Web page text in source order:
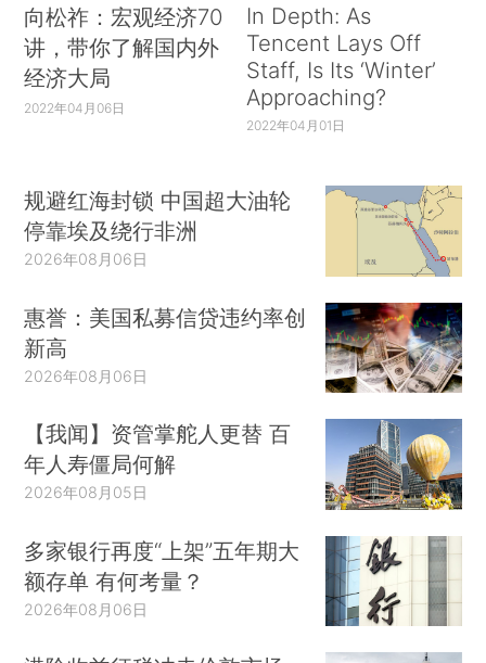
向松祚：宏观经济70
讲，带你了解国内外
经济大局
2022年04月06日
In Depth: As
Tencent Lays Off
Staff, Is Its ‘Winter’
Approaching?
2022年04月01日
规避红海封锁 中国超大油轮
停靠埃及绕行非洲
2026年08月06日
惠誉：美国私募信贷违约率创
新高
2026年08月06日
【我闻】资管掌舵人更替 百
年人寿僵局何解
2026年08月05日
多家银行再度“上架”五年期大
额存单 有何考量？
2026年08月06日